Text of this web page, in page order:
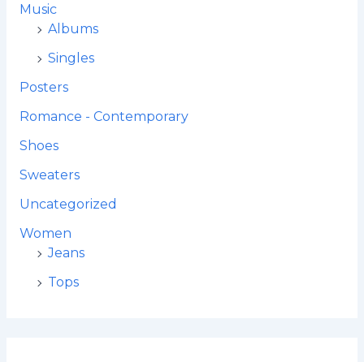
Music
Albums
Singles
Posters
Romance - Contemporary
Shoes
Sweaters
Uncategorized
Women
Jeans
Tops